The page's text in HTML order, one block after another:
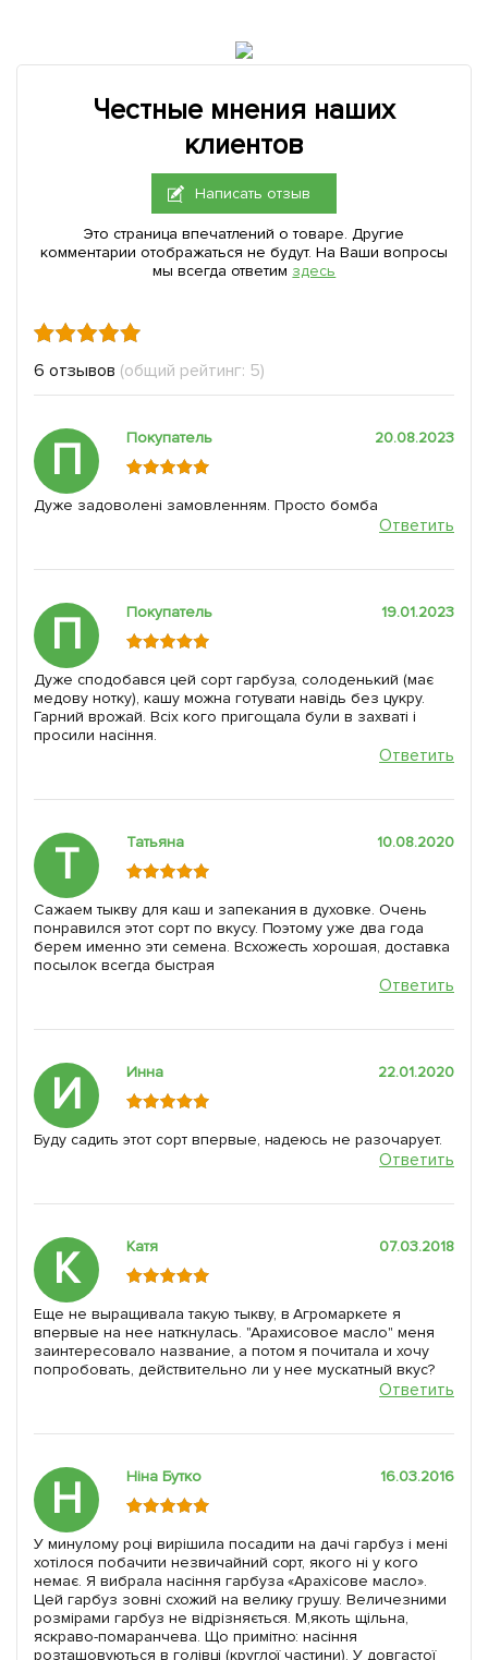
Честные мнения наших
клиентов
Написать отзыв
Это страница впечатлений о товаре. Другие
комментарии отображаться не будут. На Ваши вопросы
мы всегда ответим здесь
6 отзывов (общий рейтинг: 5)
П Покупатель 20.08.2023
Дуже задоволені замовленням. Просто бомба
Ответить
П Покупатель 19.01.2023
Дуже сподобався цей сорт гарбуза, солоденький (має
медову нотку), кашу можна готувати навідь без цукру.
Гарний врожай. Всіх кого пригощала були в захваті і
просили насіння.
Ответить
Т Татьяна 10.08.2020
Сажаем тыкву для каш и запекания в духовке. Очень
понравился этот сорт по вкусу. Поэтому уже два года
берем именно эти семена. Всхожесть хорошая, доставка
посылок всегда быстрая
Ответить
И Инна 22.01.2020
Буду садить этот сорт впервые, надеюсь не разочарует.
Ответить
К Катя 07.03.2018
Еще не выращивала такую тыкву, в Агромаркете я
впервые на нее наткнулась. "Арахисовое масло" меня
заинтересовало название, а потом я почитала и хочу
попробовать, действительно ли у нее мускатный вкус?
Ответить
Н Ніна Бутко 16.03.2016
У минулому році вирішила посадити на дачі гарбуз і мені
хотілося побачити незвичайний сорт, якого ні у кого
немає. Я вибрала насіння гарбуза «Арахісове масло».
Цей гарбуз зовні схожий на велику грушу. Величезними
розмірами гарбуз не відрізняється. М,якоть щільна,
яскраво-помаранчева. Що примітно: насіння
розташовуються в голівці (круглої частини). У довгастої